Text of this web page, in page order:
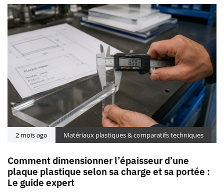
2 mois ago Matériaux plastiques & comparatifs techniques
Comment dimensionner l’épaisseur d’une
plaque plastique selon sa charge et sa portée :
Le guide expert